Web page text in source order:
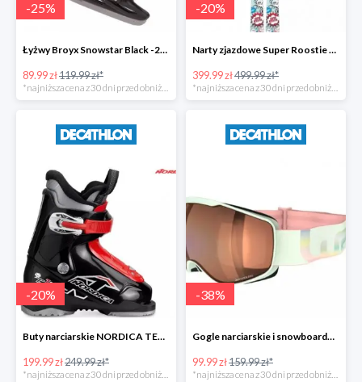
-25%
Łyżwy Broyx Snowstar Black -25%
89.99 zł119.99 zł*
*najniższa cena z 30 dni przed obniżką
-20%
Narty zjazdowe Super Roostie X-KID 4 -20%
399.99 zł499.99 zł*
*najniższa cena z 30 dni przed obniżką
-20%
Buty narciarskie NORDICA TEAM 1 JR -20%
199.99 zł249.99 zł*
-38%
Gogle narciarskie i snowboardowe G 900 dla dorosłych i dzieci -37%
99.99 zł159.99 zł*